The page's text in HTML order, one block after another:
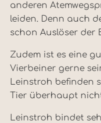
anderen
leiden. Denn auch
schon Auslöser der
Zudem ist es eine
Vierbeiner gerne
Leinstroh befinden
Tier überhaupt
Leinstroh bindet